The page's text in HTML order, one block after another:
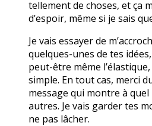
tellement de choses, et ça
d’espoir, même si je sais
Je vais essayer de
quelques-unes de tes
peut-être même l’élastique,
simple. En tout cas, merci
message qui montre à
autres. Je vais garder tes
ne pas lâcher.